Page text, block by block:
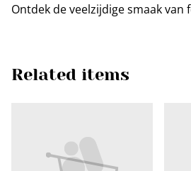
Ontdek de veelzijdige smaak van
Related items